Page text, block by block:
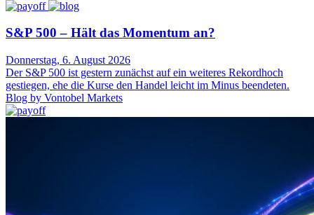
S&P 500 – Hält das Momentum an?
Donnerstag, 6. August 2026
Der S&P 500 ist gestern zunächst auf ein weiteres Rekordhoch
gestiegen, ehe die Kurse den Handel leicht im Minus beendeten.
Blog by Vontobel Markets